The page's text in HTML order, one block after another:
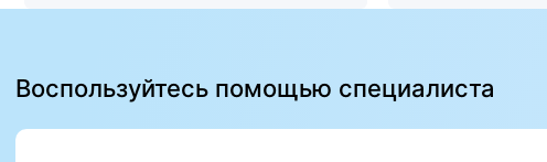
Воспользуйтесь помощью специалиста